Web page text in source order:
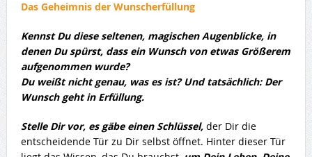
Das Geheimnis der Wunscherfüllung
Kennst Du diese seltenen, magischen Augenblicke, in
denen Du spürst, dass ein Wunsch von etwas Größerem
aufgenommen wurde?
Du weißt nicht genau, was es ist? Und tatsächlich: Der
Wunsch geht in Erfüllung.
Stelle Dir vor, es gäbe einen Schlüssel, der Dir die
entscheidende Tür zu Dir selbst öffnet. Hinter dieser Tür